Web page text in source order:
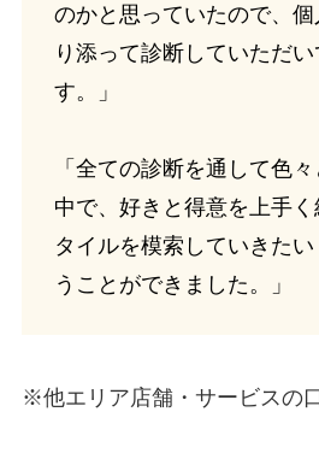
のかと思っていたので、
り添って診断していただ
す。」
「全ての診断を通して色
中で、好きと得意を上手
タイルを模索していきた
うことができました。」
※他エリア店舗・サービスの